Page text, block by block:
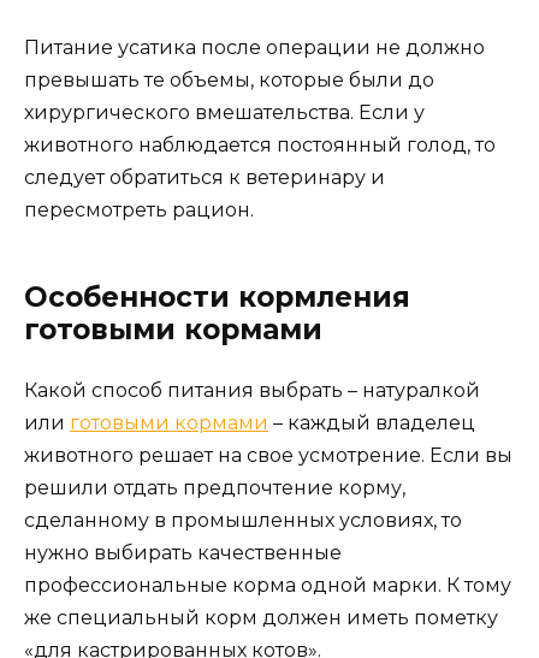
Питание усатика после операции не должно
превышать те объемы, которые были до
хирургического вмешательства. Если у
животного наблюдается постоянный голод, то
следует обратиться к ветеринару и
пересмотреть рацион.
Особенности кормления
готовыми кормами
Какой способ питания выбрать – натуралкой
или готовыми кормами – каждый владелец
животного решает на свое усмотрение. Если вы
решили отдать предпочтение корму,
сделанному в промышленных условиях, то
нужно выбирать качественные
профессиональные корма одной марки. К тому
же специальный корм должен иметь пометку
«для кастрированных котов».